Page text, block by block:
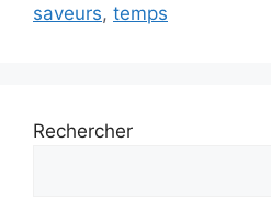
saveurs, temps
Rechercher